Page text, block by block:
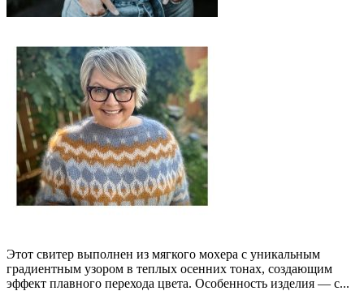
Этот свитер выполнен из мягкого мохера с уникальным
градиентным узором в теплых осенних тонах, создающим
эффект плавного перехода цвета. Особенность изделия — с...